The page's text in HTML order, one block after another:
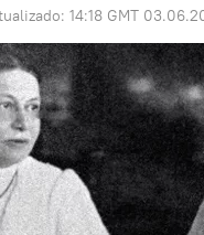
14:18 GMT